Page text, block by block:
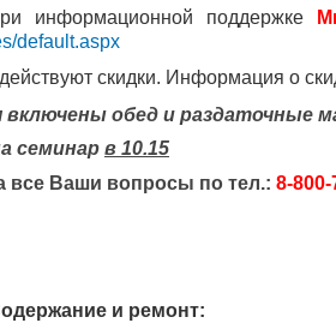
информационной поддержке
default.aspx
скидки. Информация о
обед и раздаточные
семинар в 10.15
все Ваши вопросы по тел.: 8-800-
и ремонт: